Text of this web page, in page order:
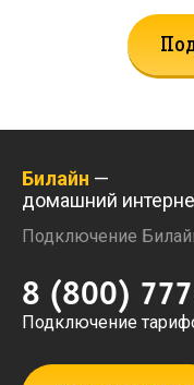
Билайн —
домашний
Подключение
8 (800)
Подключение